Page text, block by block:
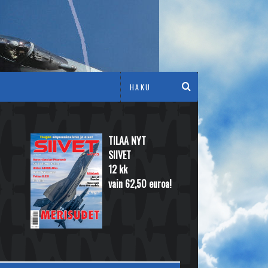
TILAA NYT
SIIVET
12 kk
vain 62,50 euroa!